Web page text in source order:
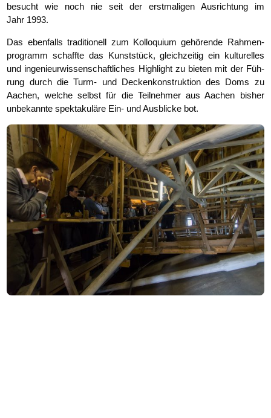
besucht wie noch nie seit der erst­ma­li­gen Aus­rich­tung im
Jahr 1993.
Das eben­falls tra­di­tio­nell zum Kol­lo­qui­um gehö­ren­de Rah­men­
pro­gramm schaff­te das Kunst­stück, gleich­zei­tig ein kul­tu­rel­les
und inge­nieur­wis­sen­schaft­li­ches High­light zu bie­ten mit der Füh­
rung durch die Turm- und Decken­kon­struk­ti­on des Doms zu
Aachen, wel­che selbst für die Teil­neh­mer aus Aachen bis­her
unbe­kann­te spek­ta­ku­lä­re Ein- und Aus­bli­cke bot.